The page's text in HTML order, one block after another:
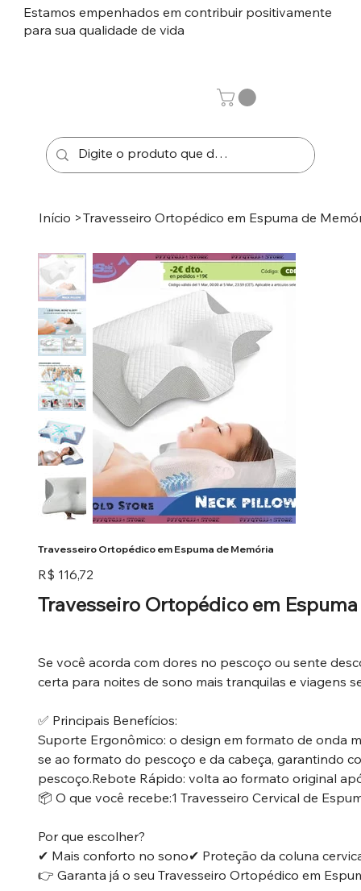
Estamos empenhados em contribuir positivamente
para sua qualidade de vida
Início >Travesseiro Ortopédico em Espuma de
Travesseiro Ortopédico em Espuma de Memória
Preço
R$ 116,72
Travesseiro Ortopédico em
Se você acorda com dores no pescoço ou sente
certa para noites de sono mais tranquilas e viagens
✅ Principais Benefícios:
Suporte Ergonômico: o design em formato de onda
se ao formato do pescoço e da cabeça, garantindo
pescoço.Rebote Rápido: volta ao formato original
📦 O que você recebe:1 Travesseiro Cervical de
Por que escolher?
✔ Mais conforto no sono✔ Proteção da coluna
👉 Garanta já o seu Travesseiro Ortopédico em